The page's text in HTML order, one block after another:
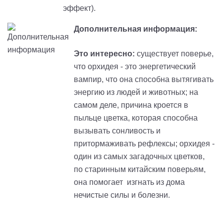
эффект).
Дополнительная информация:
Это интересно: существует поверье,
что орхидея - это энергетический
вампир, что она способна вытягивать
энергию из людей и животных; на
самом деле, причина кроется в
пыльце цветка, которая способна
вызывать сонливость и
притормаживать рефлексы; орхидея -
один из самых загадочных цветков,
по старинным китайским поверьям,
она помогает изгнать из дома
нечистые силы и болезни.